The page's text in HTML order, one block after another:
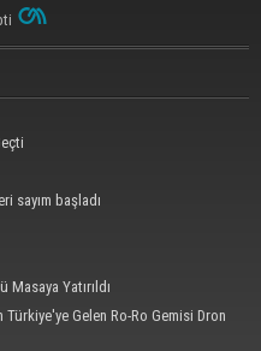
sayım başladı
Yatırıldı
Gelen Ro-Ro Gemisi Dron